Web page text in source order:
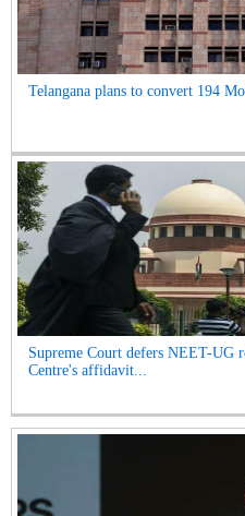
Telangana plans to convert 194
Supreme Court defers NEET-UG
Centre's affidavit...